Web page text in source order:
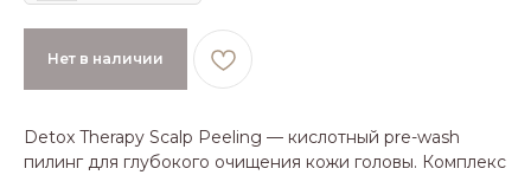
Нет в наличии
Detox Therapy Scalp Peeling — кислотный pre-wash
пилинг для глубокого очищения кожи головы. Комплекс